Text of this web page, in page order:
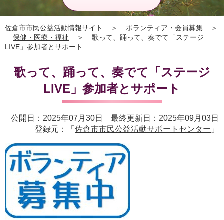
佐倉市市民公益活動情報サイト ＞ ボランティア・会員募集
＞
保健・医療・福祉
＞
歌って、踊って、奏でて「ステージ
LIVE」参加者とサポート
歌って、踊って、奏でて「ステージ
LIVE」参加者とサポート
公開日：2025年07月30日 最終更新日：2025年09月03日
登録元：「 佐倉市市民公益活動サポートセンター 」